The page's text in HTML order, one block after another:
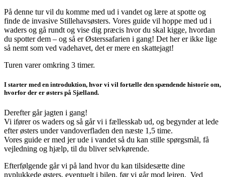
På denne tur vil du komme med ud i vandet og lære at spotte og
finde de invasive Stillehavsøsters. Vores guide vil hoppe med ud i
waders og gå rundt og vise dig præcis hvor du skal kigge, hvordan
du spotter dem – og så er Østerssafarien i gang! Det her er ikke lige
så nemt som ved vadehavet, det er mere en skattejagt!
Turen varer omkring 3 timer.
I starter med en introduktion, hvor vi vil fortælle den spændende historie om,
hvorfor der er østers på Sjælland.
Derefter går jagten i gang!
Vi ifører os waders og så går vi i fællesskab ud, og begynder at lede
efter østers under vandoverfladen den næste 1,5 time.
Vores guide er med jer ude i vandet så du kan stille spørgsmål, få
vejledning og hjælp, til du bliver selvkørende.
Efterfølgende går vi på land hvor du kan tilsidesætte dine
nyplukkede østers, eventuelt i bilen, før vi går mod lejren. Ved